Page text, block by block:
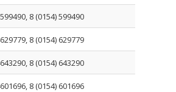
8 (0154) 599490
8 (0154) 629779
8 (0154) 643290
8 (0154) 601696